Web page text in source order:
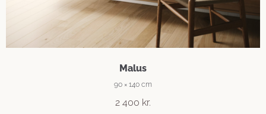
Malus
90 × 140 cm
2 400 kr.